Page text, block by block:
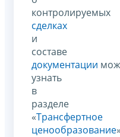
контролируемых
сделках
и
составе
документации
узнать
в
разделе
«Трансфертное
ценообразование